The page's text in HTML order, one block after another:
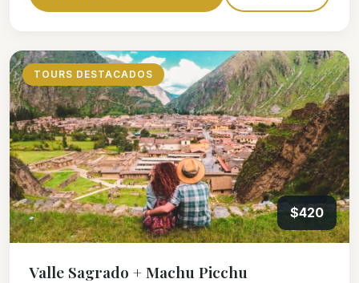
TOURS DESTACADOS
$420
Valle Sagrado + Machu Picchu